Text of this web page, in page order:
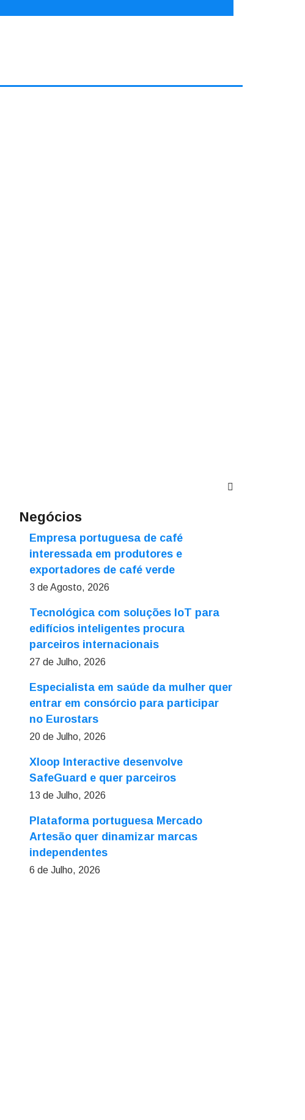
Negócios
Empresa portuguesa de café
interessada em produtores e
exportadores de café verde
3 de Agosto, 2026
Tecnológica com soluções IoT para
edifícios inteligentes procura
parceiros internacionais
27 de Julho, 2026
Especialista em saúde da mulher quer
entrar em consórcio para participar
no Eurostars
20 de Julho, 2026
Xloop Interactive desenvolve
SafeGuard e quer parceiros
13 de Julho, 2026
Plataforma portuguesa Mercado
Artesão quer dinamizar marcas
independentes
6 de Julho, 2026